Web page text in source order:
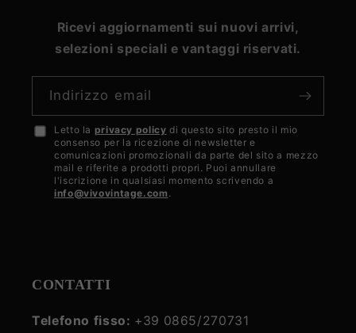
Ricevi aggiornamenti sui nuovi arrivi,
selezioni speciali e vantaggi riservati.
Indirizzo email
Accetto
privacy
policy
Letto la privacy policy di questo sito presto il mio
consenso per la ricezione di newsletter e
comunicazioni promozionali da parte del sito a mezzo
mail e riferite a prodotti propri. Puoi annullare
l'iscrizione in qualsiasi momento scrivendo a
info@vivovintage.com .
CONTATTI
Telefono fisso: +39 0865/270731